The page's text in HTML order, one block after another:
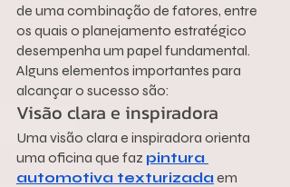
de uma combinação de fatores, entre
os quais o planejamento estratégico
desempenha um papel fundamental.
Alguns elementos importantes para
alcançar o sucesso são:
Visão clara e inspiradora
Uma visão clara e inspiradora orienta
uma oficina que faz pintura
automotiva texturizada em